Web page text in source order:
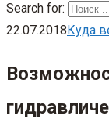
Search for:
22.07.2018Куда